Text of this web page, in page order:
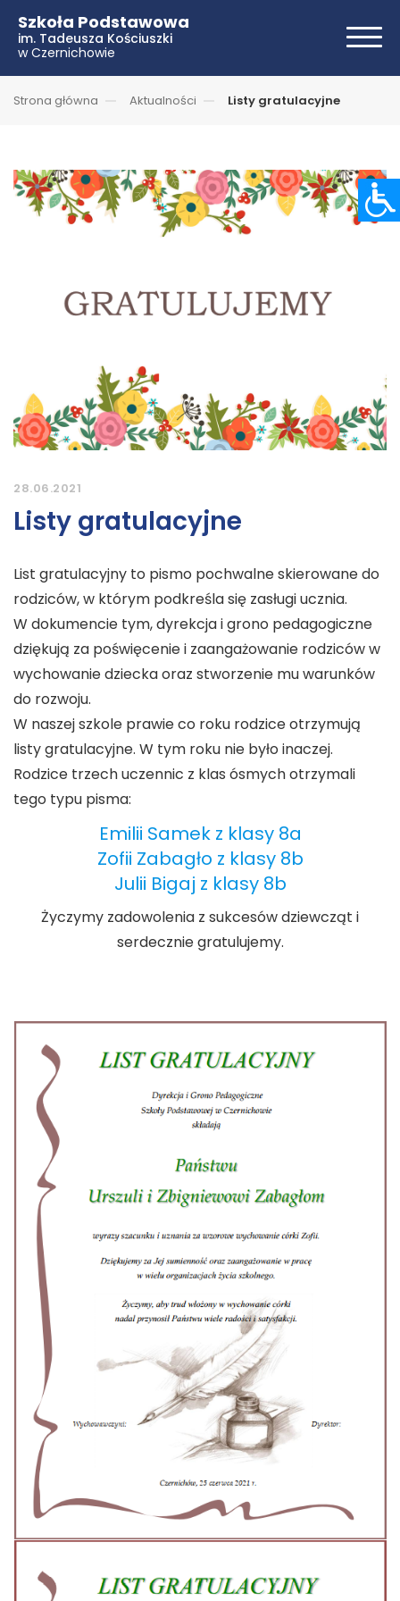
Szkoła Podstawowa
im. Tadeusza Kościuszki
w Czernichowie
Strona główna Aktualności Listy gratulacyjne
28.06.2021
Listy gratulacyjne
List gratulacyjny to pismo pochwalne skierowane do
rodziców, w którym podkreśla się zasługi ucznia.
W dokumencie tym, dyrekcja i grono pedagogiczne
dziękują za poświęcenie i zaangażowanie rodziców w
wychowanie dziecka oraz stworzenie mu warunków
do rozwoju.
W naszej szkole prawie co roku rodzice otrzymują
listy gratulacyjne. W tym roku nie było inaczej.
Rodzice trzech uczennic z klas ósmych otrzymali
tego typu pisma:
Emilii Samek z klasy 8a
Zofii Zabagło z klasy 8b
Julii Bigaj z klasy 8b
Życzymy zadowolenia z sukcesów dziewcząt i
serdecznie gratulujemy.